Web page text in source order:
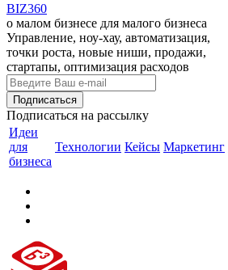
BIZ360
о малом бизнесе для малого бизнеса
Управление, ноу-хау, автоматизация,
точки роста, новые ниши, продажи,
стартапы, оптимизация расходов
Подписаться на рассылку
Идеи
для
бизнеса
Технологии Кейсы Маркетинг